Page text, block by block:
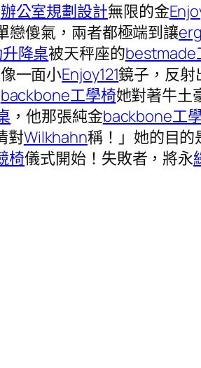
辦公室規劃設計無限的金
戀傻氣，兩者都極端到讓
降桌被天秤座的bestmade
一面小Enjoy121鏡子，反射
backbone工學椅她對著牛土
，他那張純金backbone工
對Wilkhahn稱！」她的目的
椅儀式開始！失敗者，將永